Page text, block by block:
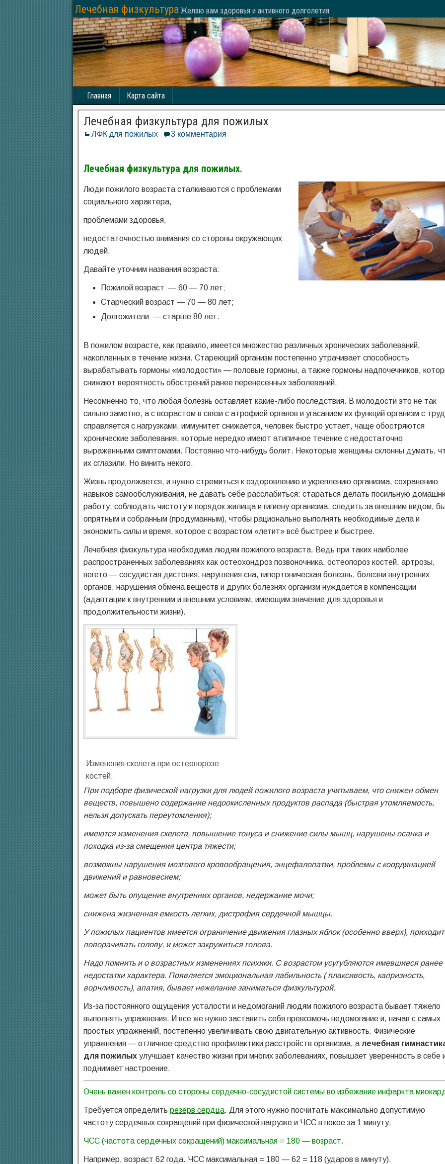
Лечебная физкультура Желаю вам здоровья и активного долголетия.
Главная Карта сайта
Лечебная физкультура для пожилых
ЛФК для пожилых 3 комментария
Лечебная физкультура для пожилых.
Люди пожилого возраста сталкиваются с проблемами
социального характера,
проблемами здоровья,
недостаточностью внимания со стороны окружающих
людей.
Давайте уточним названия возраста:
Пожилой возраст — 60 — 70 лет;
Старческий возраст — 70 — 80 лет;
Долгожители — старше 80 лет.
В пожилом возрасте, как правило, имеется множество различных хронических заболеваний,
накопленных в течение жизни. Стареющий организм постепенно утрачивает способность
вырабатывать гормоны «молодости» — половые гормоны, а также гормоны надпочечников,
снижают вероятность обострений ранее перенесенных заболеваний.
Несомненно то, что любая болезнь оставляет какие-либо последствия. В молодости это не так
сильно заметно, а с возрастом в связи с атрофией органов и угасанием их функций организм с
справляется с нагрузками, иммунитет снижается, человек быстро устает, чаще обостряются
хронические заболевания, которые нередко имеют атипичное течение с недостаточно
выраженными симптомами. Постоянно что-нибудь болит. Некоторые женщины склонны думать,
их сглазили. Но винить некого.
Жизнь продолжается, и нужно стремиться к оздоровлению и укреплению организма, сохранению
навыков самообслуживания, не давать себе расслабиться: стараться делать посильную
работу, соблюдать чистоту и порядок жилища и гигиену организма, следить за внешним видом,
опрятным и собранным (продуманным), чтобы рационально выполнять необходимые дела и
экономить силы и время, которое с возрастом «летит» всё быстрее и быстрее.
Лечебная физкультура необходима людям пожилого возраста. Ведь при таких наиболее
распространенных заболеваниях как остеохондроз позвоночника, остеопороз костей, артрозы,
вегето — сосудистая дистония, нарушения сна, гипертоническая болезнь, болезни внутренних
органов, нарушения обмена веществ и других болезнях организм нуждается в компенсации
(адаптации к внутренним и внешним условиям, имеющим значение для здоровья и
продолжительности жизни).
Изменения скелета при остеопорозе
костей.
При подборе физической нагрузки для людей пожилого возраста учитываем, что снижен обмен
веществ, повышено содержание недоокисленных продуктов распада (быстрая утомляемость,
нельзя допускать переутомления);
имеются изменения скелета, повышение тонуса и снижение силы мышц, нарушены осанка и
походка из-за смещения центра тяжести;
возможны нарушения мозгового кровообращения, энцефалопатии, проблемы с координацией
движений и равновесием;
может быть опущение внутренних органов, недержание мочи;
снижена жизненная емкость легких, дистрофия сердечной мышцы.
У пожилых пациентов имеется ограничение движения глазных яблок (особенно вверх),
поворачивать голову, и может закружиться голова.
Надо помнить и о возрастных изменениях психики. С возрастом усугубляются имевшиеся ранее
недостатки характера. Появляется эмоциональная лабильность ( плаксивость, капризность,
ворчливость), апатия, бывает нежелание заниматься физкультурой.
Из-за постоянного ощущения усталости и недомоганий людям пожилого возраста бывает тяжело
выполнять упражнения. И все же нужно заставить себя превозмочь недомогание и, начав с самых
простых упражнений, постепенно увеличивать свою двигательную активность. Физические
упражнения — отличное средство профилактики расстройств организма, а лечебная
для пожилых улучшает качество жизни при многих заболеваниях, повышает уверенность в себе
поднимает настроение.
Очень важен контроль со стороны сердечно-сосудистой системы во избежание инфаркта
Требуется определить резерв сердца. Для этого нужно посчитать максимально допустимую
частоту сердечных сокращений при физической нагрузке и ЧСС в покое за 1 минуту.
ЧСС (частота сердечных сокращений) максимальная = 180 — возраст.
Например, возраст 62 года. ЧСС максимальная = 180 — 62 = 118 (ударов в минуту).